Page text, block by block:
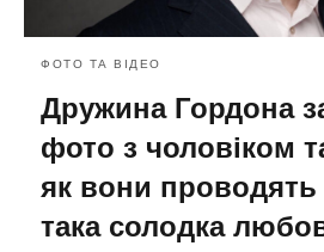
ФОТО ТА ВІДЕО
Дружина Гордона
фото з чоловіком
як вони проводять
така солодка